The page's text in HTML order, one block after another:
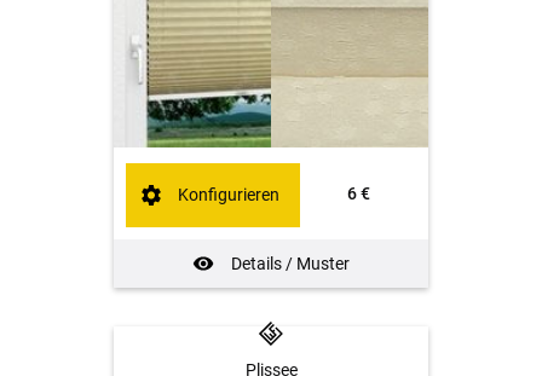
6 €
Details / Muster
Konfigurieren
Plissee